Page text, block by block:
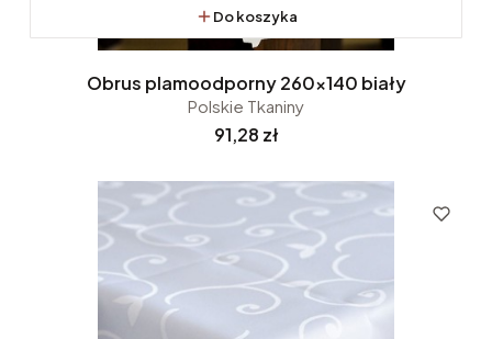
Do koszyka
Obrus plamoodporny 260x140 biały
Polskie Tkaniny
Cena
91,28 zł